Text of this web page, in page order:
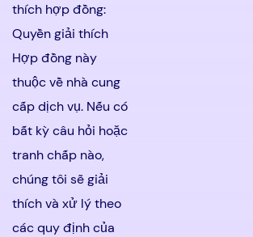
thích hợp đồng:
Quyền giải thích
Hợp đồng này
thuộc về nhà cung
cấp dịch vụ. Nếu có
bất kỳ câu hỏi hoặc
tranh chấp nào,
chúng tôi sẽ giải
thích và xử lý theo
các quy định của